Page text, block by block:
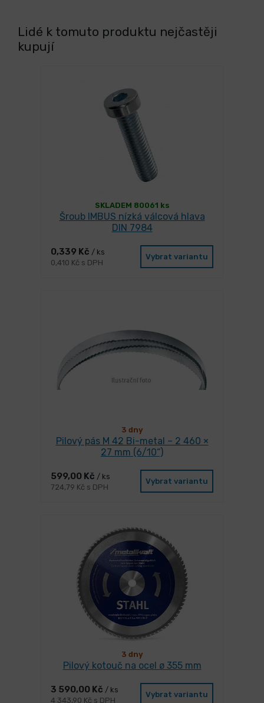
Lidé k tomuto produktu nejčastěji
kupují
SKLADEM 80061 ks
Šroub IMBUS nízká válcová hlava
DIN 7984
0,339 Kč / ks
0,410 Kč s DPH
Vybrat variantu
3 dny
Pilový pás M 42 Bi-metal – 2 460 ×
27 mm (6/10“)
599,00 Kč / ks
724,79 Kč s DPH
Vybrat variantu
3 dny
Pilový kotouč na ocel ø 355 mm
3 590,00 Kč / ks
4 343,90 Kč s DPH
Vybrat variantu